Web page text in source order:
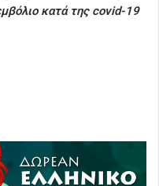
κατά της covid-19